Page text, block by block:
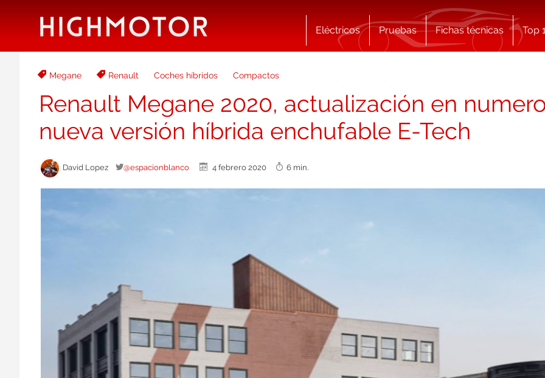
Eléctricos Pruebas Fichas técnicas Top
Megane Renault Coches híbridos Compactos
Renault Megane 2020, actualización en
nueva versión híbrida enchufable E-Tech
David Lopez @espacionblanco 4 febrero 2020 6 min.